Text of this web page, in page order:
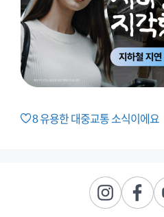
8유용한 대중교통 소식이에요